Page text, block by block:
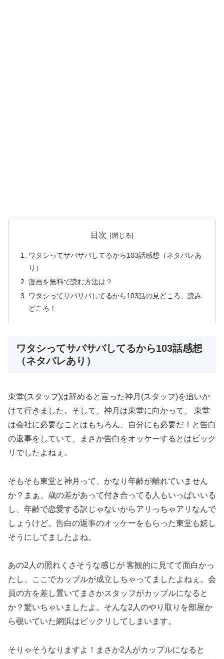
目次
ワタシってサバサバしてるから103話感想（ネタバレあ
り）
漫画を無料で読む方法は？
ワタシってサバサバしてるから103話の見どころ、読み
どころ！
ワタシってサバサバしてるから103話感想
（ネタバレあり）
東堂(スタッフ)は辞めると言った神月(スタッフ)を追いか
けて行きました。そして、神月は東堂に向かって、 東堂
は会社に必要なことはもちろん、自分にも必要だ！と告白
の返事をしていて、まさか告白をオッケーするとはビック
リでしたよねぇ。
そもそも東堂と神月って、かなり年齢が離れていません
か？まぁ、歳の差があって付き合ってる人もいっぱいいる
し、年齢で恋愛する訳じゃないからアリっちゃアリなんで
しょうけど。告白の返事のオッケーをもらった東堂も嬉し
そうにしてましたよね。
あの2人の照れくさそうな感じが 客観的に見てて面白かっ
たし、ここでカップルが成立しちゃってましたよねぇ。会
員の方を差し置いてまさかスタッフがカップルになると
か？驚いちゃいましたよ。そんな2人のやり取りを部屋か
ら覗いていた網浜はビックリしてしまいます。
そりゃそうなりますよ！まさか2人がカップルになると